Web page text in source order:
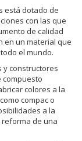
está dotado de
con las que
de calidad
en un material que
el mundo.
constructores
compuesto
colores a la
compac o
a la
de una